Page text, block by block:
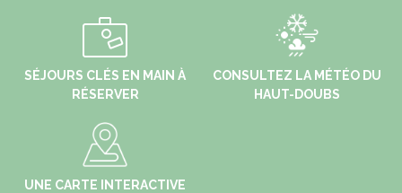
SÉJOURS CLÉS EN MAIN À
RÉSERVER
CONSULTEZ LA MÉTÉO DU
HAUT-DOUBS
UNE CARTE INTERACTIVE